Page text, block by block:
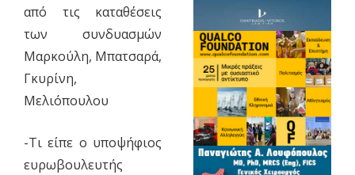
από τις καταθέσεις
των συνδυασμών
Μαρκούλη, Μπατσαρά,
Γκυρίνη,
Μελιόπουλου
-Τι είπε ο υποψήφιος
ευρωβουλευτής